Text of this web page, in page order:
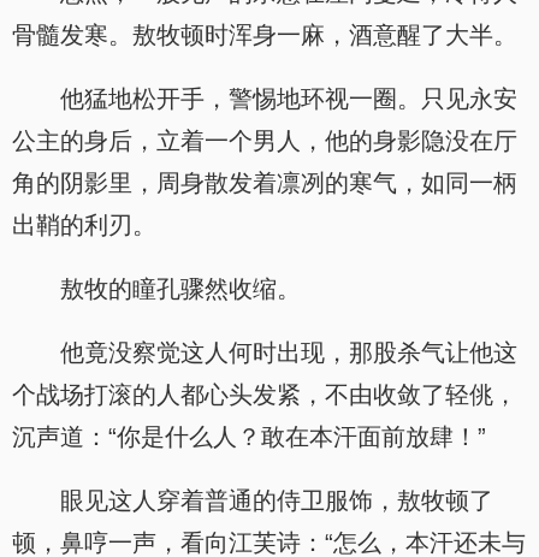
骨髓发寒。敖牧顿时浑身一麻，酒意醒了大半。
他猛地松开手，警惕地环视一圈。只见永安
公主的身后，立着一个男人，他的身影隐没在厅
角的阴影里，周身散发着凛冽的寒气，如同一柄
出鞘的利刃。
敖牧的瞳孔骤然收缩。
他竟没察觉这人何时出现，那股杀气让他这
个战场打滚的人都心头发紧，不由收敛了轻佻，
沉声道：“你是什么人？敢在本汗面前放肆！”
眼见这人穿着普通的侍卫服饰，敖牧顿了
顿，鼻哼一声，看向江芙诗：“怎么，本汗还未与